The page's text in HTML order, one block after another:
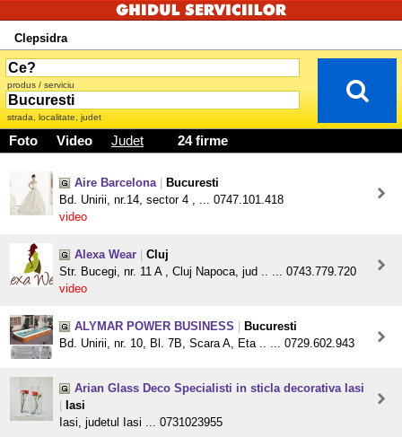
Clepsidra
produs / serviciu
strada, localitate, judet
Foto Video Judet 24 firme
Aire Barcelona
Bucuresti
Bd. Unirii, nr.14, sector 4 , ... 0747.101.418
video
Alexa Wear
Cluj
Str. Bucegi, nr. 11 A , Cluj Napoca, jud .. ... 0743.779.720
video
ALYMAR POWER BUSINESS
Bucuresti
Bd. Unirii, nr. 10, Bl. 7B, Scara A, Eta .. ... 0729.602.943
Arian Glass Deco Specialisti in sticla decorativa Iasi
Iasi
Iasi, judetul Iasi ... 0731023955